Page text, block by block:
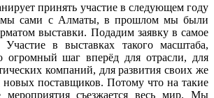
принять участие в следующем году
мы сами с Алматы, в прошлом мы были
выставки. Подадим заявку в самое
в выставках такого масштаба,
огромный шаг вперёд для отрасли, для
компаний, для развития своих же
новых поставщиков. Потому что на такие
мероприятия съезжается весь мир. Мы